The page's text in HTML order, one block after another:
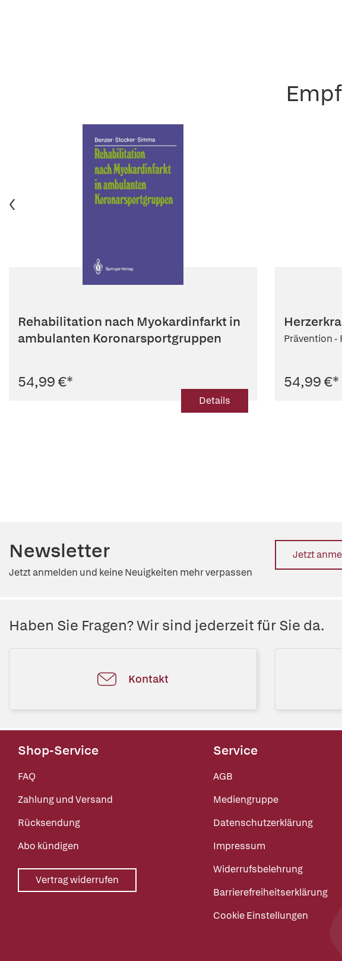
Rehabilitation nach Myokardinfarkt in
ambulanten Koronarsportgruppen
54,99 €*
Details
Prävention -
54,99 €*
Newsletter
Jetzt anmelden und keine Neuigkeiten mehr verpassen
Jetzt
Haben Sie Fragen? Wir sind jederzeit für Sie da.
Kontakt
Shop-Service
FAQ
Zahlung und Versand
Rücksendung
Abo kündigen
Vertrag widerrufen
Service
AGB
Mediengruppe
Datenschutzerklärung
Impressum
Widerrufsbelehrung
Barrierefreiheitserklärung
Cookie Einstellungen